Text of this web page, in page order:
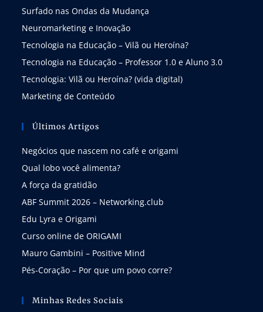
Surfado nas Ondas da Mudança
Neuromarketing e Inovação
Tecnologia na Educação – Vilã ou Heroína?
Tecnologia na Educação – Professor 1.0 e Aluno 3.0
Tecnologia: Vilã ou Heroína? (vida digital)
Marketing de Conteúdo
Últimos Artigos
Negócios que nascem no café e origami
Qual lobo você alimenta?
A força da gratidão
ABF Summit 2026 – Networking.club
Edu Lyra e Origami
Curso online de ORIGAMI
Mauro Gambini – Positive Mind
Pés-Coração – Por que um povo corre?
Minhas Redes Sociais